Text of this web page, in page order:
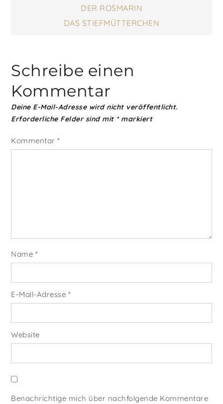
DER ROSMARIN
DAS STIEFMÜTTERCHEN
Schreibe einen
Kommentar
Deine E-Mail-Adresse wird nicht veröffentlicht.
Erforderliche Felder sind mit *markiert
Kommentar*
Name *
E-Mail-Adresse *
Website
Benachrichtige mich über nachfolgende Kommentare